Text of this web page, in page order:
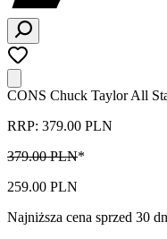
CONS Chuck Taylor All
RRP: 379.00 PLN
379.00 PLN*
259.00 PLN
Najniższa cena sprzed 30